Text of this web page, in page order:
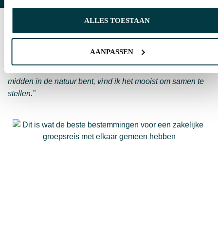
ALLES TOESTAAN
AANPASSEN
Reizen met impact
aan met ongerepte natuur,”zegt iemand uit ons team.
midden in de natuur bent, vind ik het mooist om samen te
stellen.”